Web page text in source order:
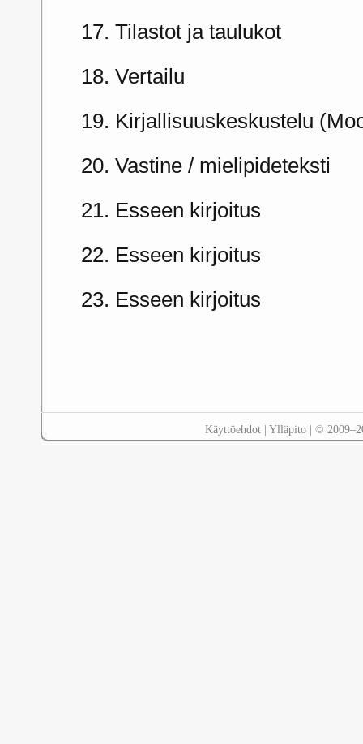
17. Tilastot ja taulukot
18. Vertailu
19. Kirjallisuuskeskustelu
20. Vastine / mielipideteksti
21. Esseen kirjoitus
22. Esseen kirjoitus
23. Esseen kirjoitus
Käyttöehdot| Ylläpito| ©